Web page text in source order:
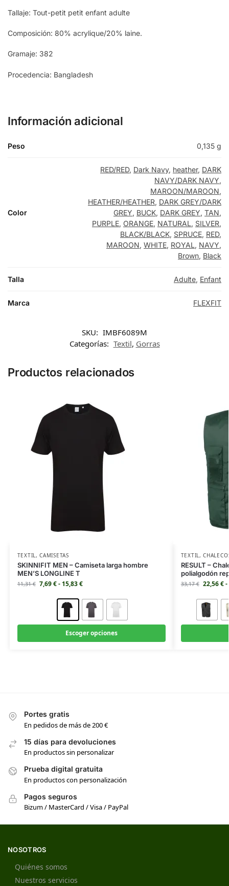
heather
Dark Navy
TAN
Brown
Tallaje: Tout-petit petit enfant adulte
Composición: 80% acrylique/20% laine.
Gramaje: 382
Procedencia: Bangladesh
Información adicional
Peso 0,135 g
Color
RED/RED, Dark Navy, heather, DARK
NAVY/DARK NAVY,
MAROON/MAROON,
HEATHER/HEATHER, DARK GREY/DARK
GREY, BUCK, DARK GREY, TAN,
PURPLE, ORANGE, NATURAL, SILVER,
BLACK/BLACK, SPRUCE, RED,
MAROON, WHITE, ROYAL, NAVY,
Brown, Black
Talla Adulte, Enfant
Marca FLEXFIT
SKU: IMBF6089M
Categorías: Textil, Gorras
Productos relacionados
TEXTIL,CAMISETAS
SKINNIFIT MEN – Camiseta larga hombre
MEN’S LONGLINE T
11,31€ 7,69€- 15,83€
Escoger opciones
TEXTIL,
RESULT –
polialgodón
33,17€ 22,56€-
Portes gratis
En pedidos de más de 200 €
15 días para devoluciones
En productos sin personalizar
Prueba digital gratuita
En productos con personalización
Pagos seguros
Bizum / MasterCard / Visa / PayPal
NOSOTROS
Quiénes somos
Nuestros servicios